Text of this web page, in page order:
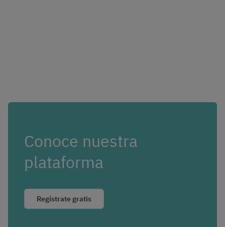
Conoce nuestra
plataforma
Regístrate gratis